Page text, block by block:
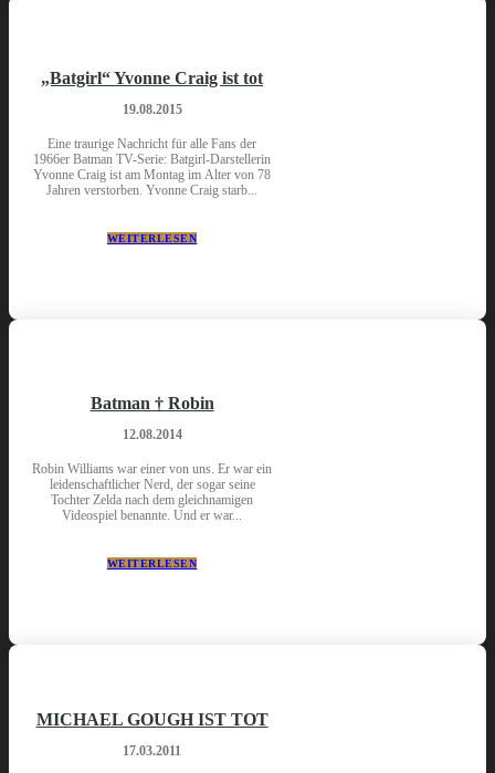
„Batgirl“ Yvonne Craig ist tot
19.08.2015
Eine traurige Nachricht für alle Fans der
1966er Batman TV-Serie: Batgirl-Darstellerin
Yvonne Craig ist am Montag im Alter von 78
Jahren verstorben. Yvonne Craig starb...
WEITERLESEN
Batman † Robin
12.08.2014
Robin Williams war einer von uns. Er war ein
leidenschaftlicher Nerd, der sogar seine
Tochter Zelda nach dem gleichnamigen
Videospiel benannte. Und er war...
WEITERLESEN
MICHAEL GOUGH IST TOT
17.03.2011